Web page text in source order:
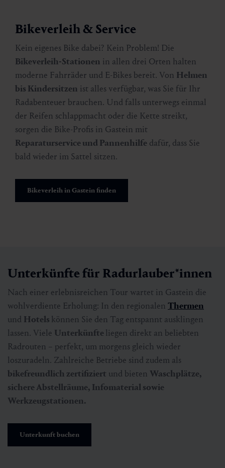
Bikeverleih & Service
Kein eigenes Bike dabei? Kein Problem! Die
Bikeverleih-Stationen in allen drei Orten halten
moderne Fahrräder und E-Bikes bereit. Von Helmen
bis Kindersitzen ist alles verfügbar, was Sie für Ihr
Radabenteuer brauchen. Und falls unterwegs einmal
der Reifen schlappmacht oder die Kette streikt,
sorgen die Bike-Profis in Gastein mit
Reparaturservice und Pannenhilfe dafür, dass Sie
bald wieder im Sattel sitzen.
Bikeverleih in Gastein finden
Unterkünfte für Radurlauber*innen
Nach einer erlebnisreichen Tour wartet in Gastein die
wohlverdiente Erholung: In den regionalen Thermen
und Hotels können Sie den Tag entspannt ausklingen
lassen. Viele Unterkünfteliegen direkt an beliebten
Radrouten – perfekt, um morgens gleich wieder
loszuradeln. Zahlreiche Betriebe sind zudem als
bikefreundlich zertifiziert und bieten Waschplätze,
sichere Abstellräume, Infomaterial sowie
Werkzeugstationen.
Unterkunft buchen